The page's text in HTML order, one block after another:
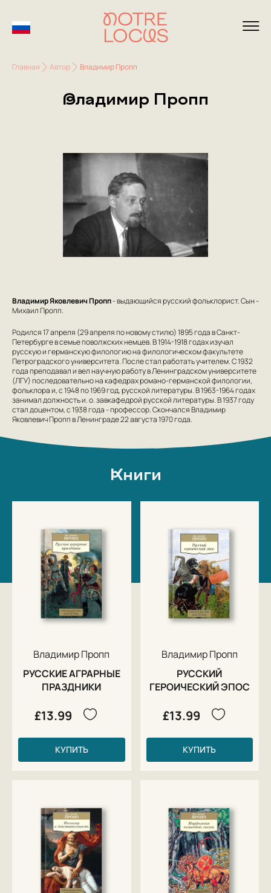
Главная Автор Владимир Пропп
Владимир Пропп
Владимир Яковлевич Пропп- выдающийся русский фольклорист. Сын -
Михаил Пропп.
Родился 17 апреля (29 апреля по новому стилю) 1895 года в Санкт-
Петербурге в семье поволжских немцев. В 1914-1918 годах изучал
русскую и германскую филологию на филологическом факультете
Петроградского университета. После стал работать учителем. С 1932
года преподавал и вел научную работу в Ленинградском университете
(ЛГУ) последовательно на кафедрах романо-германской филологии,
фольклора и, с 1948 по 1969 год, русской литературы. В 1963-1964 годах
занимал должность и. о. завкафедрой русской литературы. В 1937 году
стал доцентом, с 1938 года - профессор. Скончался Владимир
Яковлевич Пропп в Ленинграде 22 августа 1970 года.
Книги
Владимир Пропп
РУССКИЕ АГРАРНЫЕ
ПРАЗДНИКИ
£13.99
КУПИТЬ
Владимир Пропп
РУССКИЙ
ГЕРОИЧЕСКИЙ ЭПОС
£13.99
КУПИТЬ